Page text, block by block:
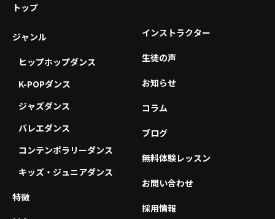
トップ
ジャンル
ヒップホップダンス
K-POPダンス
ジャズダンス
バレエダンス
コンテンポラリーダンス
キッズ・ジュニアダンス
特徴
インストラクター
生徒の声
お知らせ
コラム
ブログ
無料体験レッスン
お問い合わせ
採用情報